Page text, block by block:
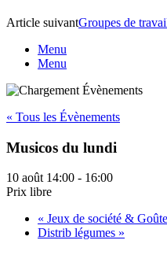
Article suivantGroupes de
Menu
Menu
« Tous les Évènements
Musicos du lundi
10 août 14:00 - 16:00
Prix libre
« Jeux de société &
Distrib légumes »